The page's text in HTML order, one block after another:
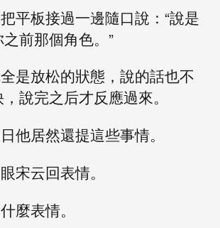
平板接過一邊隨口說：“說是
前那個角色。”
是放松的狀態，說的話也不
說完之后才反應過來。
他居然還提這些事情。
宋云回表情。
麼表情。